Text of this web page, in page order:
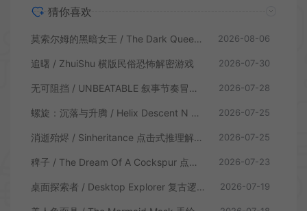
猜你喜欢
莫索尔姆的黑暗女王 / The Dark Queen of Mortholme 多结局叙事游戏 2026-08-06
追曙 / ZhuiShu 横版民俗恐怖解密游戏 2026-07-30
无可阻挡 / UNBEATABLE 叙事节奏冒险游戏 2026-07-28
螺旋：沉落与升腾 / Helix Descent N Ascent 解谜冒险游戏 2026-07-25
消逝殆烬 / Sinheritance 点击式推理解谜游戏 2026-07-25
稗子 / The Dream Of A Cockspur 点击式剧情解谜游戏 2026-07-23
桌面探索者 / Desktop Explorer 复古逻辑解密游戏 2026-07-19